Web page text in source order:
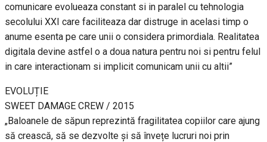
comunicare evolueaza constant si in paralel cu tehnologia
secolului XXI care faciliteaza dar distruge in acelasi timp o
anume esenta pe care unii o considera primordiala. Realitatea
digitala devine astfel o a doua natura pentru noi si pentru felul
in care interactionam si implicit comunicam unii cu altii”
EVOLUȚIE
SWEET DAMAGE CREW / 2015
„Baloanele de săpun reprezintă fragilitatea copiilor care ajung
să crească, să se dezvolte și să învețe lucruri noi prin